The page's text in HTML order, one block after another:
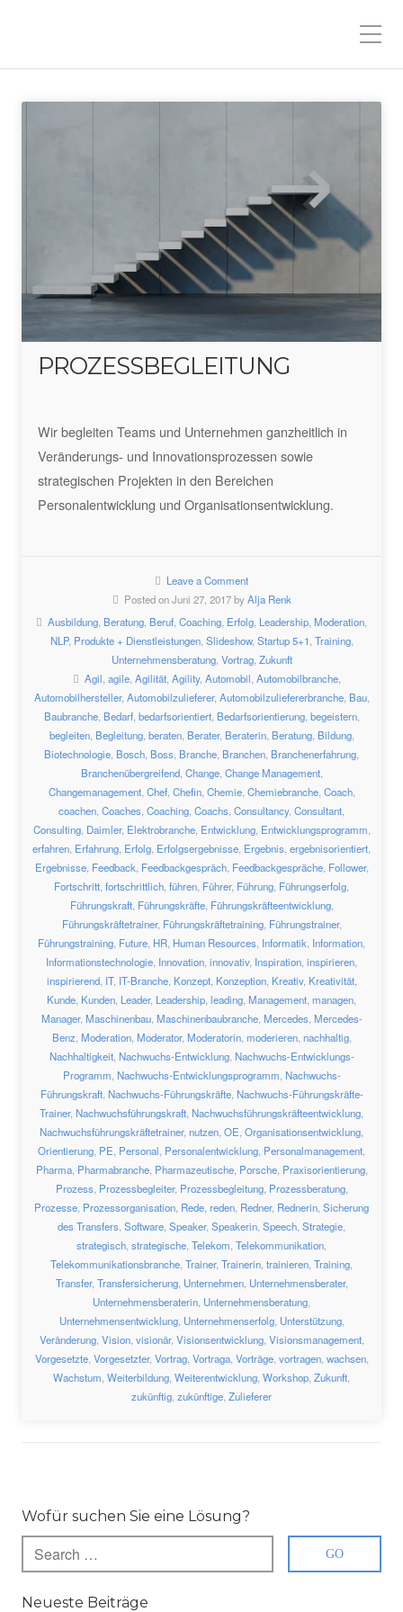
PROZESSBEGLEITUNG
Wir begleiten Teams und Unternehmen ganzheitlich in
Veränderungs- und Innovationsprozessen sowie
strategischen Projekten in den Bereichen
Personalentwicklung und Organisationsentwicklung.
Leave a Comment
Posted on Juni 27, 2017 byAlja Renk
Ausbildung Beratung Beruf Coaching Erfolg Leadership Moderation
NLP, Produkte + Dienstleistungen, Slideshow, Startup 5+1 Training,
Unternehmensberatung, Vortrag, Zukunft
Agil agile Agilität Agility, Automobil Automobilbranche
Automobilhersteller, Automobilzulieferer, Automobilzuliefererbranche, Bau,
Baubranche, Bedarf, bedarfsorientiert, Bedarfsorientierung, begeistern,
begleiten, Begleitung, beraten, Berater, Beraterin, Beratung, Bildung,
Biotechnologie Bosch Boss Branche Branchen Branchenerfahrung
Branchenübergreifend, Change, Change Management,
Changemanagement, Chef, Chefin, Chemie, Chemiebranche, Coach,
coachen Coaches Coaching Coachs Consultancy, Consultant
Consulting, Daimler, Elektrobranche, Entwicklung, Entwicklungsprogramm
erfahren Erfahrung Erfolg Erfolgsergebnisse Ergebnis ergebnisorientiert
Ergebnisse, Feedback Feedbackgespräch, Feedbackgespräche, Follower,
Fortschritt fortschrittlich führen Führer, Führung Führungserfolg
Führungskraft, Führungskräfte, Führungskräfteentwicklung,
Führungskräftetrainer, Führungskräftetraining, Führungstrainer,
Führungstraining Future HR Human Resources Informatik Information
Informationstechnologie Innovation innovativ, Inspiration inspirieren
inspirierend, IT, IT-Branche, Konzept, Konzeption, Kreativ, Kreativität,
Kunde Kunden Leader, Leadership leading Management managen
Manager, Maschinenbau, Maschinenbaubranche, Mercedes, Mercedes-
Benz Moderation, Moderator, Moderatorin, moderieren, nachhaltig,
Nachhaltigkeit, Nachwuchs-Entwicklung, Nachwuchs-Entwicklungs-
Programm Nachwuchs-Entwicklungsprogramm Nachwuchs-
Führungskraft, Nachwuchs-Führungskräfte, Nachwuchs-Führungskräfte-
Trainer, Nachwuchsführungskraft Nachwuchsführungskräfteentwicklung
Nachwuchsführungskräftetrainer, nutzen OE Organisationsentwicklung
Orientierung PE Personal Personalentwicklung Personalmanagement
Pharma, Pharmabranche, Pharmazeutische, Porsche, Praxisorientierung,
Prozess, Prozessbegleiter, Prozessbegleitung, Prozessberatung,
Prozesse Prozessorganisation Rede reden Redner, Rednerin Sicherung
des Transfers Software Speaker, Speakerin Speech Strategie
strategisch strategische Telekom Telekommunikation
Telekommunikationsbranche Trainer, Trainerin trainieren Training
Transfer, Transfersicherung, Unternehmen, Unternehmensberater,
Unternehmensberaterin Unternehmensberatung
Unternehmensentwicklung, Unternehmenserfolg, Unterstützung,
Veränderung, Vision, visionär, Visionsentwicklung, Visionsmanagement,
Vorgesetzte, Vorgesetzter, Vortrag, Vortraga, Vorträge, vortragen, wachsen,
Wachstum Weiterbildung Weiterentwicklung Workshop Zukunft
zukünftig zukünftige Zulieferer
Wofür suchen Sie eine Lösung?
Neueste Beiträge